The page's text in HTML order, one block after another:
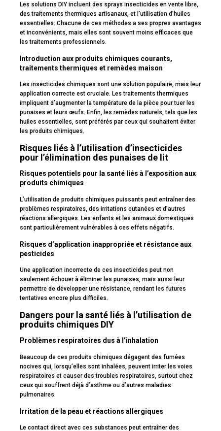
Les solutions DIY incluent des sprays insecticides en vente libre,
des traitements thermiques artisanaux, et l’utilisation d’huiles
essentielles. Chacune de ces méthodes a ses propres avantages
et inconvénients, mais elles sont souvent moins efficaces que
les traitements professionnels.
Introduction aux produits chimiques courants,
traitements thermiques et remèdes maison
Les insecticides chimiques sont une solution populaire, mais leur
application correcte est cruciale. Les traitements thermiques
impliquent d’augmenter la température de la pièce pour tuer les
punaises et leurs œufs. Enfin, les remèdes naturels, tels que les
huiles essentielles, sont préférés par ceux qui souhaitent éviter
les produits chimiques.
Risques liés à l’utilisation d’insecticides
pour l’élimination des punaises de lit
Risques potentiels pour la santé liés à l’exposition aux
produits chimiques
L’utilisation de produits chimiques puissants peut entraîner des
problèmes respiratoires, des irritations cutanées et d’autres
réactions allergiques. Les enfants et les animaux domestiques
sont particulièrement vulnérables à ces effets négatifs.
Risques d’application inappropriée et résistance aux
pesticides
Une application incorrecte de ces insecticides peut non
seulement échouer à éliminer les punaises, mais aussi leur
permettre de développer une résistance, rendant les futures
tentatives encore plus difficiles.
Dangers pour la santé liés à l’utilisation de
produits chimiques DIY
Problèmes respiratoires dus à l’inhalation
Beaucoup de ces produits chimiques dégagent des fumées
nocives qui, lorsqu’elles sont inhalées, peuvent irriter les voies
respiratoires et causer des troubles respiratoires, surtout chez
ceux qui souffrent déjà d’asthme ou d’autres maladies
pulmonaires.
Irritation de la peau et réactions allergiques
Le contact direct avec ces substances peut entraîner des